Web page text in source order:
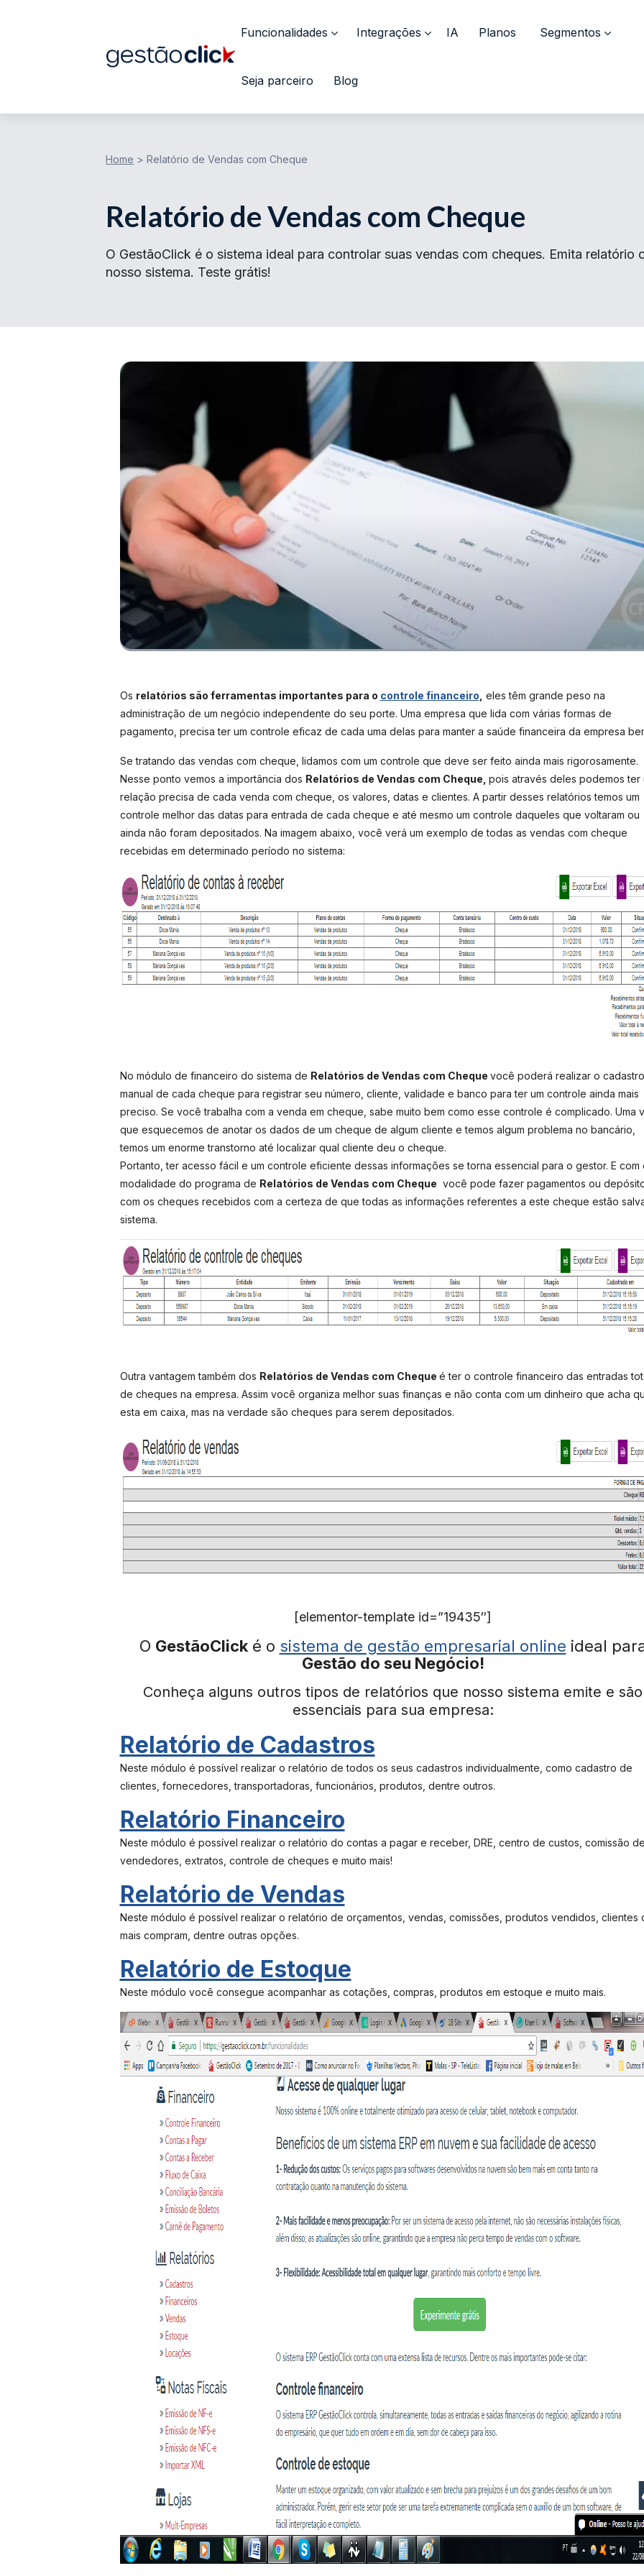
Funcionalidades Integrações IA Planos Segmentos
Seja parceiro Blog
Home > Relatório de Vendas com Cheque
Relatório de Vendas com Cheque
O GestãoClick é o sistema ideal para controlar suas vendas com cheques. Emita
nosso sistema. Teste grátis!
Os relatórios são ferramentas importantes para o controle financeiro eles têm grande peso na
administração de um negócio independente do seu porte. Uma empresa que lida com várias formas de
pagamento, precisa ter um controle eficaz de cada uma delas para manter a saúde financeira da empresa
Se tratando das vendas com cheque, lidamos com um controle que deve ser feito ainda mais rigorosamente.
Nesse ponto vemos a importância dos Relatórios de Vendas com Cheque, pois através deles podemos ter
relação precisa de cada venda com cheque, os valores, datas e clientes. A partir desses relatórios temos um
controle melhor das datas para entrada de cada cheque e até mesmo um controle daqueles que voltaram ou
ainda não foram depositados. Na imagem abaixo, você verá um exemplo de todas as vendas com cheque
recebidas em determinado período no sistema:
No módulo de financeiro do sistema de Relatórios de Vendas com Cheque você poderá realizar o cadastro
manual de cada cheque para registrar seu número, cliente, validade e banco para ter um controle ainda mais
preciso. Se você trabalha com a venda em cheque, sabe muito bem como esse controle é complicado. Uma
que esquecemos de anotar os dados de um cheque de algum cliente e temos algum problema no bancário,
temos um enorme transtorno até localizar qual cliente deu o cheque.
Portanto, ter acesso fácil e um controle eficiente dessas informações se torna essencial para o gestor. E com
modalidade do programa de Relatórios de Vendas com Cheque você pode fazer pagamentos ou
com os cheques recebidos com a certeza de que todas as informações referentes a este cheque estão
sistema.
Outra vantagem também dos Relatórios de Vendas com Cheque é ter o controle financeiro das entradas
de cheques na empresa. Assim você organiza melhor suas finanças e não conta com um dinheiro que acha
esta em caixa, mas na verdade são cheques para serem depositados.
[elementor-template id=”19435″]
O GestãoClické o sistema de gestão empresarial online ideal
Gestão do seu Negócio!
Conheça alguns outros tipos de relatórios que nosso sistema emite e são
essenciais para sua empresa:
Relatório de Cadastros
Neste módulo é possível realizar o relatório de todos os seus cadastros individualmente, como cadastro de
clientes, fornecedores, transportadoras, funcionários, produtos, dentre outros.
Relatório Financeiro
Neste módulo é possível realizar o relatório do contas a pagar e receber, DRE, centro de custos, comissão de
vendedores, extratos, controle de cheques e muito mais!
Relatório de Vendas
Neste módulo é possível realizar o relatório de orçamentos, vendas, comissões, produtos vendidos, clientes
mais compram, dentre outras opções.
Relatório de Estoque
Neste módulo você consegue acompanhar as cotações, compras, produtos em estoque e muito mais.